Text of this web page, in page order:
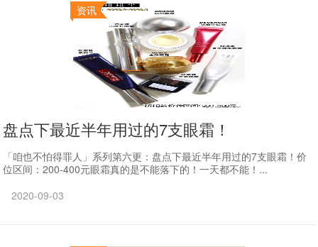
资讯
盘点下最近半年用过的7支眼霜！
「咱也不怕得罪人」系列第六更：盘点下最近半年用过的7支眼霜！价
位区间：200-400元眼霜真的是不能落下的！一天都不能！...
2020-09-03